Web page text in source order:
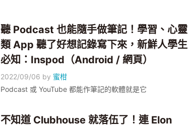
聽 Podcast 也能隨手做筆記！學習、心靈
類 App 聽了好想記錄寫下來，新鮮人學生
必知：Inspod（Android / 網頁）
2022/09/06 by 蜜柑
Podcast 或 YouTube 都能作筆記的軟體就是它
不知道 Clubhouse 就落伍了！連 Elon